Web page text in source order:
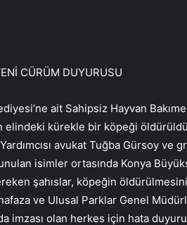
CÜRÜM DUYURUSU
ait Sahipsiz Hayvan
elindeki kürekle bir köpeği
avukat Tuğba Gürsoy
isimler ortasında Konya
şahıslar, köpeğin
ve Ulusal Parklar Genel
imzası olan herkes için hata